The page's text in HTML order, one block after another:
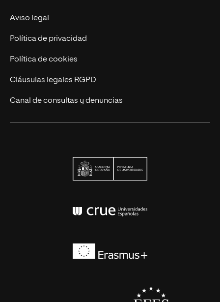
Actualidad
Contáctanos
Aviso legal
Política de privacidad
Política de cookies
Cláusulas legales RGPD
Canal de consultas y denuncias